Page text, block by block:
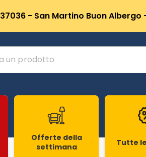
37036 - San Martino Buon Albergo
Offerte della
settimana
Tutte